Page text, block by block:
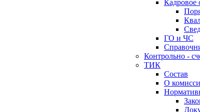
Кадровое
ГО и ЧС
Контрольно -
ТИК
Состав
О